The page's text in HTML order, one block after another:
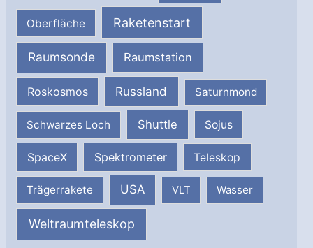
Oberfläche Raketenstart
Raumsonde Raumstation
Roskosmos Russland Saturnmond
Schwarzes Loch Shuttle Sojus
SpaceX Spektrometer Teleskop
Trägerrakete USA VLT Wasser
Weltraumteleskop